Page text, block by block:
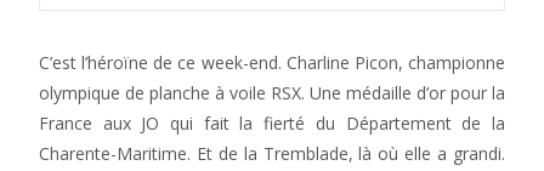
C’est l’héroïne de ce week-end. Charline Picon, championne
olympique de planche à voile RSX. Une médaille d’or pour la
France aux JO qui fait la fierté du Département de la
Charente-Maritime. Et de la Tremblade, là où elle a grandi.